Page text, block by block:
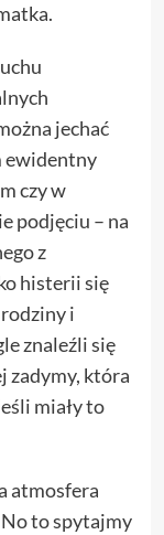
jechać
ewidentny
czy w
podjęciu – na
z
histerii się
i
znaleźli się
zadymy, która
miały to
atmosfera
No to spytajmy